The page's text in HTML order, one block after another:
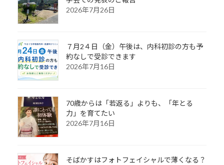
2026年7月26日
７月2４日（金）午後は、内科初診の方も予
約なしで受診できます
2026年7月16日
70歳からは「若返る」よりも、「年とる
力」を育てたい
2026年7月16日
そばかすはフォトフェイシャルで薄くなる？